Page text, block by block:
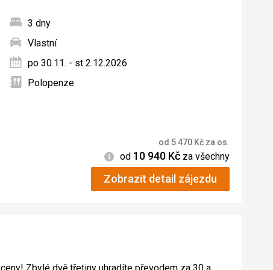
3 dny
Vlastní
po 30.11. - st 2.12.2026
Polopenze
od 5 470 Kč za os.
Informace
od 10 940 Kč za všechny
Zobrazit detail zájezdu